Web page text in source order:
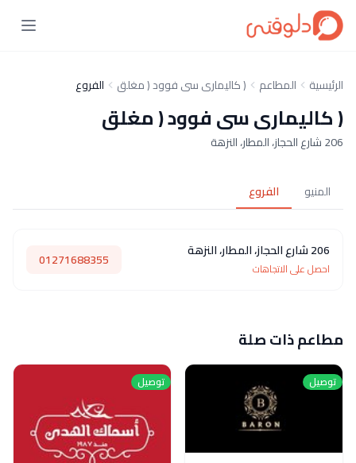
الرئيسية المطاعم ( كاليمارى سى فوود ( مغلق الفروع
( كاليمارى سى فوود ( مغلق
206 شارع الحجاز، المطار، النزهة
المنيو الفروع
206 شارع الحجاز، المطار، النزهة
احصل على الاتجاهات 01271688355
مطاعم ذات صلة
توصيل توصيل